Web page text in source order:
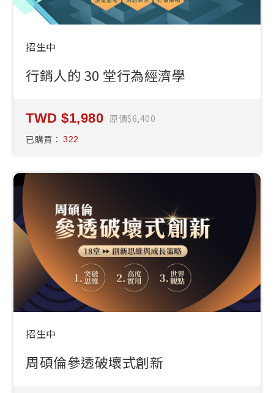
招生中
行銷人的 30 堂行為經濟學
1,980 原價 6,400
已購買： 322
招生中
周碩倫參透破壞式創新